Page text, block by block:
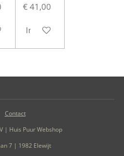
€ 41,00
In winkelwagen
Contact
| Huis Puur Webshop
7 | 1982 Elewijt